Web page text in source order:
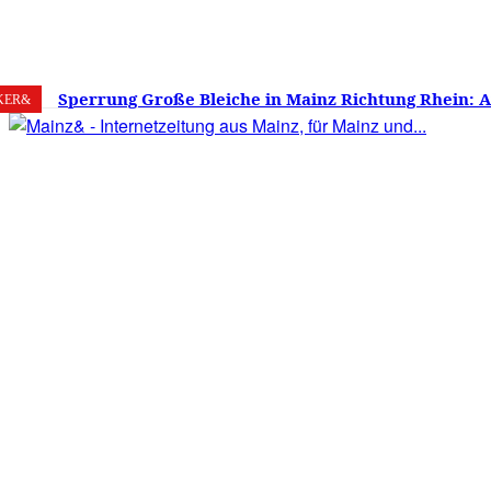
7. August 2026 25.6 Mainz
Sperrung Große Bleiche in Mainz Richtung Rhein:
verwirrt, Mainzer stinksauer – Haben die Mainzer